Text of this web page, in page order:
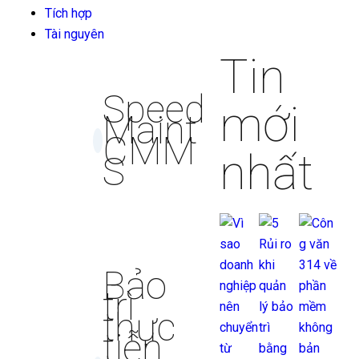
Tích hợp
Tài nguyên
Speed
Maint
CMM
S
Bảo
trì
thực
tiễn
Tin
mới
nhất